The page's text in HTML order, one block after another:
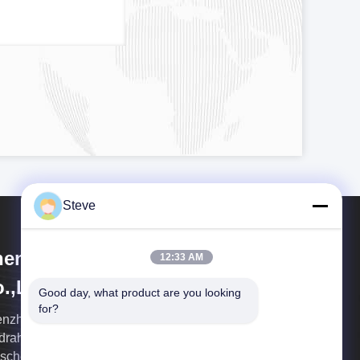
HiLink Technology
Hilink ist ein Berufslieferant von
CWDM DWDM, mit Faser
transcievers
Steve
12:33 AM
Good day, what product are you looking
for?